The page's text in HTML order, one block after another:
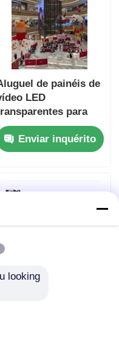
de painéis de
LED
para
exibição de
de
concertos
Enviar inquérito
looking